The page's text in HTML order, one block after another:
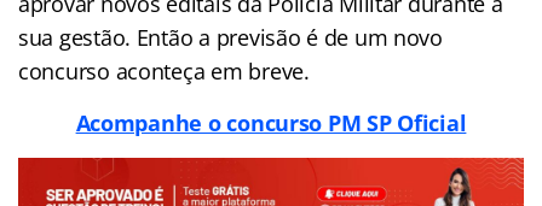
sua gestão. Então a previsão é de um novo
concurso aconteça em breve.
Acompanhe o concurso PM SP Oficial